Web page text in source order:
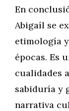
En
Abigaíl se
etimología
épocas. Es
cualidades
sabiduría y
narrativa